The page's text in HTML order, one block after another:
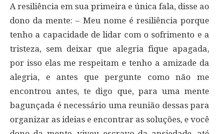
A resiliência em sua primeira e única fala, disse ao
dono da mente: – Meu nome é resiliência porque
tenho a capacidade de lidar com o sofrimento e a
tristeza, sem deixar que alegria fique apagada,
por isso elas me respeitam e tenho a amizade da
alegria, e antes que pergunte como não me
encontrou antes, te digo que, para uma mente
bagunçada é necessário uma reunião dessas para
organizar as ideias e encontrar as soluções, e você